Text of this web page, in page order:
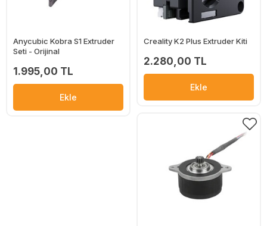
Anycubic Kobra S1 Extruder
Seti - Orijinal
1.995,00 TL
Ekle
Creality K2 Plus Extruder Kiti
2.280,00 TL
Ekle